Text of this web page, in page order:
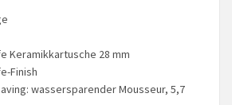
Keramikkartusche 28 mm
Finish
wassersparender Mousseur, 5,7